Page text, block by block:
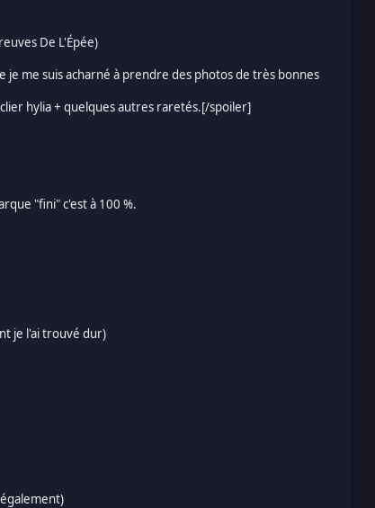
De L'Épée)
me suis acharné à prendre des photos de très bonnes
hylia + quelques autres raretés.[/spoiler]
"fini" c'est à 100 %.
je l'ai trouvé dur)